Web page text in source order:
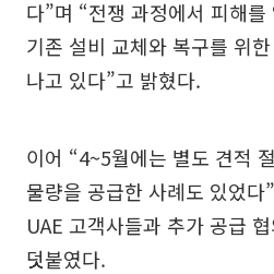
다”며 “전쟁 과정에서 피해
기존 설비 교체와 복구를 위
나고 있다”고 밝혔다.
이어 “4~5월에는 별도 견적
물량을 공급한 사례도 있었다
UAE 고객사들과 추가 공급
덧붙였다.